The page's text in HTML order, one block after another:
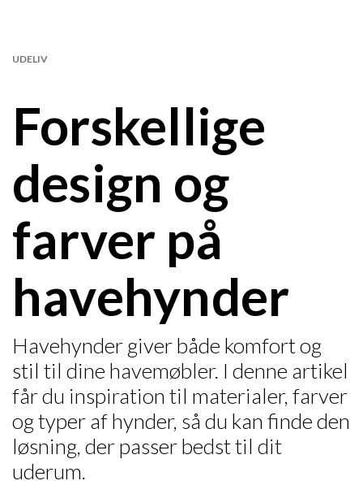
Forskellige
design og
farver på
havehynder
UDELIV
Havehynder giver både komfort og
stil til dine havemøbler. I denne artikel
får du inspiration til materialer, farver
og typer af hynder, så du kan finde den
løsning, der passer bedst til dit
uderum.